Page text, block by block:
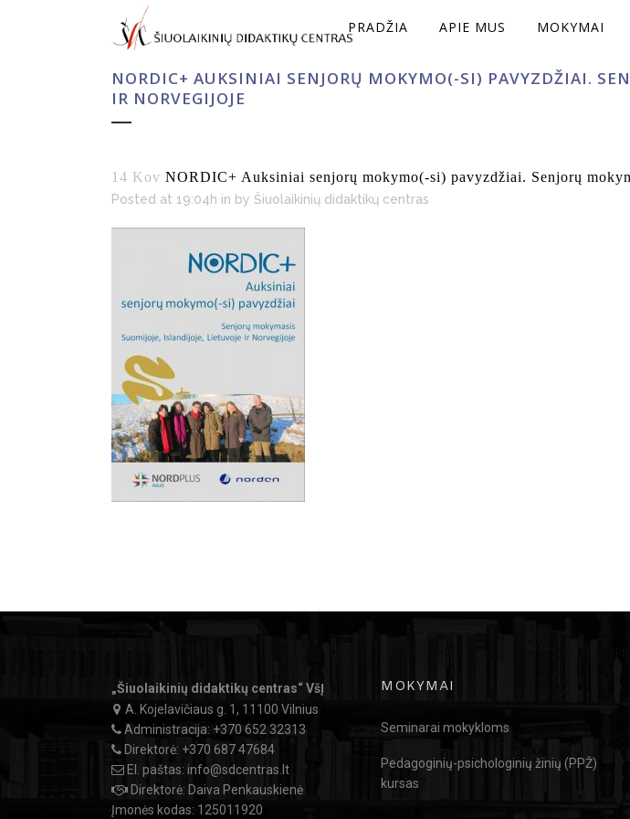
PRADŽIA APIE MUS MOKYMAI
NORDIC+ AUKSINIAI SENJORŲ MOKYMO(-SI) PAVYZDŽIAI.
IR NORVEGIJOJE
14 Kov NORDIC+ Auksiniai senjorų mokymo(-si) pavyzdžiai. Senjorų
Posted at 19:04h in by Šiuolaikinių didaktikų centras
„Šiuolaikinių didaktikų centras“ VšĮ
A. Kojelavičiaus g. 1, 11100 Vilnius
Administracija: +370 652 32313
Direktorė: +370 687 47684
El. paštas: info@sdcentras.lt
Direktorė: Daiva Penkauskienė
Įmonės kodas: 125011920
MOKYMAI
Seminarai mokykloms
Pedagoginių-psichologinių žinių (PPŽ)
kursas